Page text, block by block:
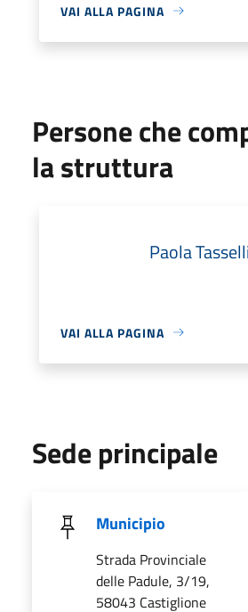
VAI ALLA PAGINA
Persone che
la struttura
Paola Tasselli
VAI ALLA PAGINA
Sede principale
Municipio
Strada Provinciale
delle Padule, 3/19,
58043 Castiglione